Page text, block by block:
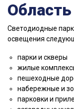
Светодиодные
освещения
парки и скверы
жилые
пешеходные
набережные и
парковки и